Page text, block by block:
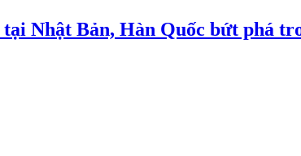
Nhật Bản, Hàn Quốc bứt phá